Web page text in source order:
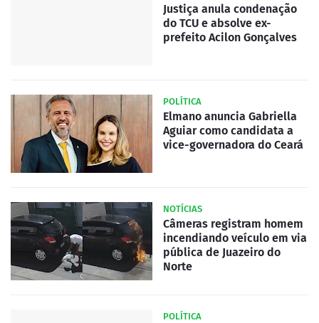
Justiça anula condenação
do TCU e absolve ex-
prefeito Acilon Gonçalves
POLÍTICA
Elmano anuncia Gabriella
Aguiar como candidata a
vice-governadora do Ceará
NOTÍCIAS
Câmeras registram homem
incendiando veículo em via
pública de Juazeiro do
Norte
POLÍTICA